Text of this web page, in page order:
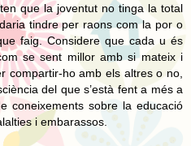
que la joventut no tinga la total
tindre per raons com la por o
faig. Considere que cada u és
se sent millor amb si mateix i
compartir-ho amb els altres o no,
del que s’està fent a més a
coneixements sobre la educació
i embarassos.